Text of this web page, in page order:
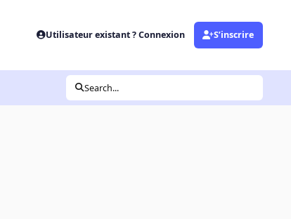
Utilisateur existant ? Connexion S’inscrire
Search...